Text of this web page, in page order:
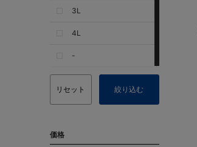
3L
4L
-
リセット 絞り込む
価格